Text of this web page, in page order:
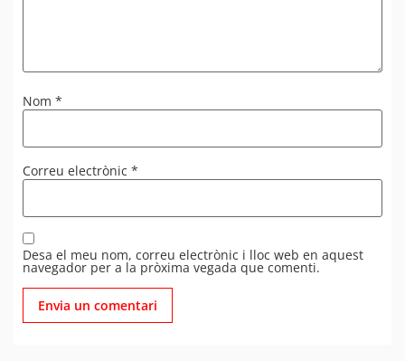
Nom *
Correu electrònic *
Desa el meu nom, correu electrònic i lloc web en aquest
navegador per a la pròxima vegada que comenti.